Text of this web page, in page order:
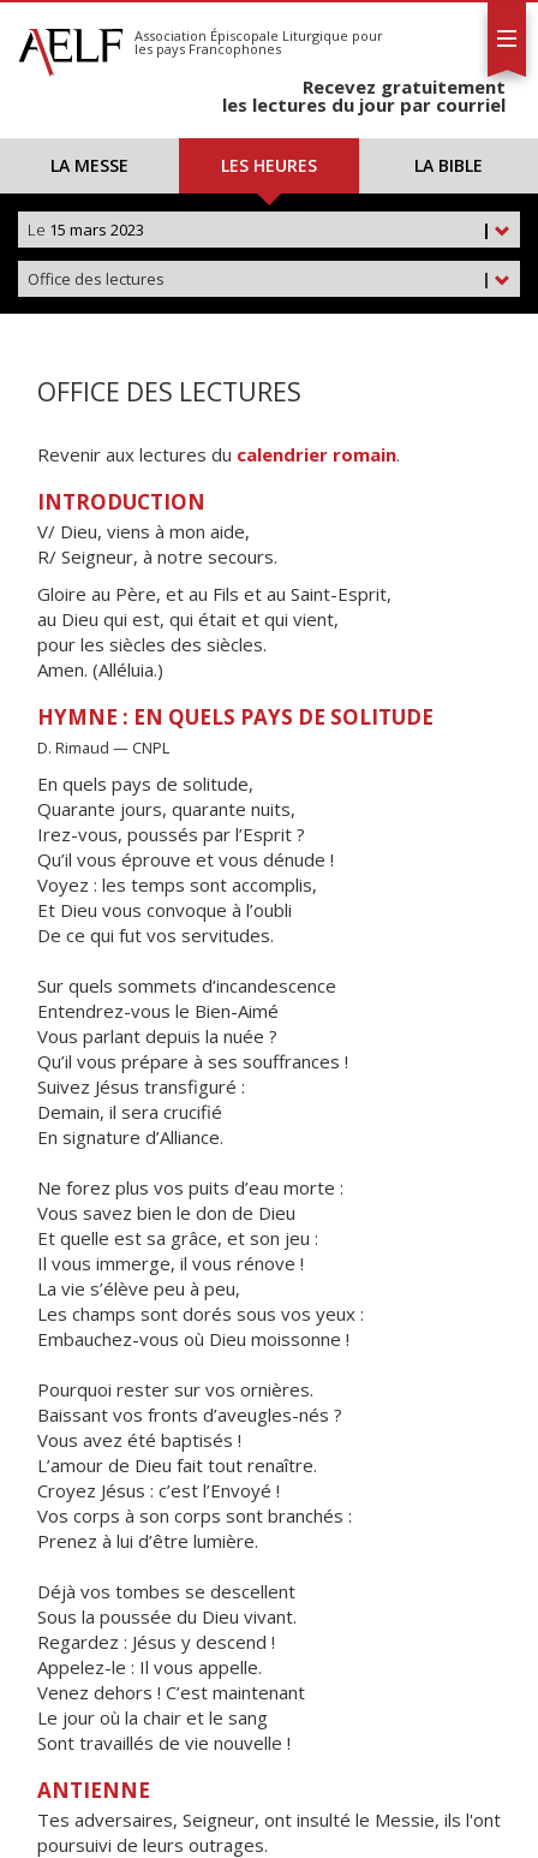
S'abonner
Calendrier
Association Épiscopale Liturgique pour
les pays Francophones
Recevez gratuitement
les lectures du jour par courriel
LA MESSE LES HEURES LA BIBLE
|
Le 15 mars 2023
|
Office des lectures
OFFICE DES LECTURES
Revenir aux lectures du calendrier romain.
INTRODUCTION
V/ Dieu, viens à mon aide,
R/ Seigneur, à notre secours.
Gloire au Père, et au Fils et au Saint-Esprit,
au Dieu qui est, qui était et qui vient,
pour les siècles des siècles.
Amen. (Alléluia.)
HYMNE : EN QUELS PAYS DE SOLITUDE
D. Rimaud — CNPL
En quels pays de solitude,
Quarante jours, quarante nuits,
Irez-vous, poussés par l’Esprit ?
Qu’il vous éprouve et vous dénude !
Voyez : les temps sont accomplis,
Et Dieu vous convoque à l’oubli
De ce qui fut vos servitudes.
Sur quels sommets d’incandescence
Entendrez-vous le Bien-Aimé
Vous parlant depuis la nuée ?
Qu’il vous prépare à ses souffrances !
Suivez Jésus transfiguré :
Demain, il sera crucifié
En signature d’Alliance.
Ne forez plus vos puits d’eau morte :
Vous savez bien le don de Dieu
Et quelle est sa grâce, et son jeu :
Il vous immerge, il vous rénove !
La vie s’élève peu à peu,
Les champs sont dorés sous vos yeux :
Embauchez-vous où Dieu moissonne !
Pourquoi rester sur vos ornières.
Baissant vos fronts d’aveugles-nés ?
Vous avez été baptisés !
L’amour de Dieu fait tout renaître.
Croyez Jésus : c’est l’Envoyé !
Vos corps à son corps sont branchés :
Prenez à lui d’être lumière.
Déjà vos tombes se descellent
Sous la poussée du Dieu vivant.
Regardez : Jésus y descend !
Appelez-le : Il vous appelle.
Venez dehors ! C’est maintenant
Le jour où la chair et le sang
Sont travaillés de vie nouvelle !
ANTIENNE
Tes adversaires, Seigneur, ont insulté le Messie, ils l'ont
poursuivi de leurs outrages.